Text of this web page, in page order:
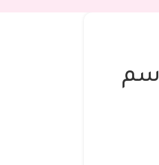
ليدي ديور خمري مَت،مع علبة،24 سم